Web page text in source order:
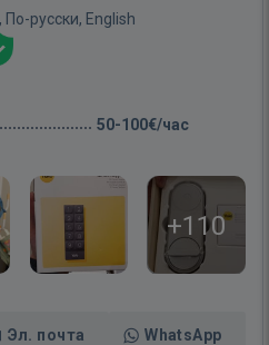
По-русски, English
50-100€/час
+110
Эл. почта WhatsApp